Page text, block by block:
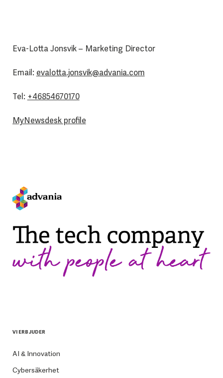
Eva-Lotta Jonsvik – Marketing Director
Email: evalotta.jonsvik@advania.com
Tel: +46854670170
MyNewsdesk profile
VI ERBJUDER
AI & Innovation
Cybersäkerhet